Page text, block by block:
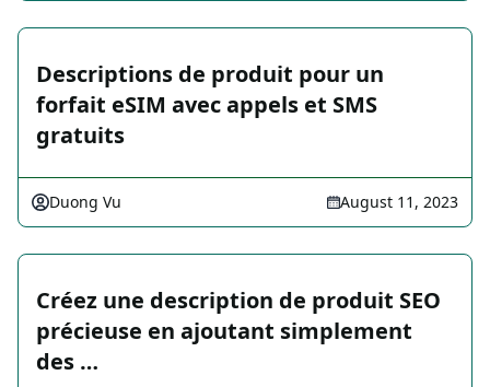
Descriptions de produit pour un
forfait eSIM avec appels et SMS
gratuits
Duong Vu August 11, 2023
Créez une description de produit SEO
précieuse en ajoutant simplement
des …